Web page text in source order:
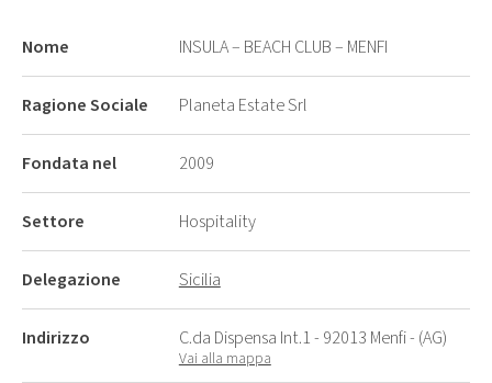
Nome INSULA – BEACH CLUB – MENFI
Ragione Sociale Planeta Estate Srl
Fondata nel 2009
Settore Hospitality
Delegazione Sicilia
Indirizzo C.da Dispensa Int.1 - 92013 Menfi - (AG)
Vai alla mappa